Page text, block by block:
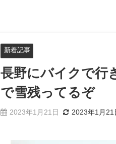
新着記事
長野にバイクで行
で雪残ってるぞ
2023年1月21日 2023年1月21